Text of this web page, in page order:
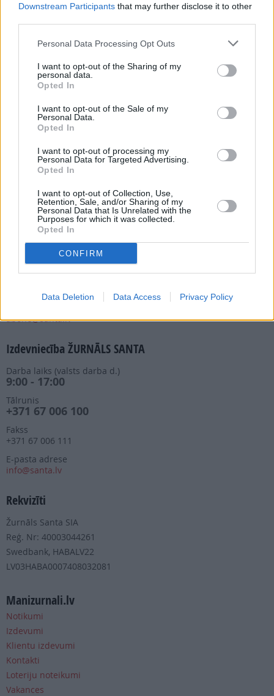
Downstream Participants that may further disclose it to other
Personal Data Processing Opt Outs
I want to opt-out of the Sharing of my
personal data.
Opted In
I want to opt-out of the Sale of my
Personal Data.
Opted In
I want to opt-out of processing my
Personal Data for Targeted Advertising.
Opted In
I want to opt-out of Collection, Use,
Retention, Sale, and/or Sharing of my
Personal Data that Is Unrelated with the
Purposes for which it was collected.
Opted In
CONFIRM
Data Deletion Data Access Privacy Policy
Patiešām smieklīgs (un patiess!) horoskops – kā katras
Seko mums
Nepalaid garām akcijas un jaunumus
Abonēšanas nodaļa
Darba laiks (valsts darba d.)
9:00 - 17:00
+371 67 006 114
Abonementu noformēšana
Piegādes kvalitāte un
abone@santa.lv
Izdevniecība ŽURNĀLS SANTA
Darba laiks (valsts darba d.)
9:00 - 17:00
Tālrunis
+371 67 006 100
Fakss
+371 67 006 111
E-pasta adrese
info@santa.lv
Rekvizīti
Žurnāls Santa SIA
Reģ. Nr: 40003044261
Swedbank, HABALV22
LV03HABA0007408032081
Manizurnali.lv
Notikumi
Izdevumi
Klientu izdevumi
Kontakti
Loteriju noteikumi
Vakances